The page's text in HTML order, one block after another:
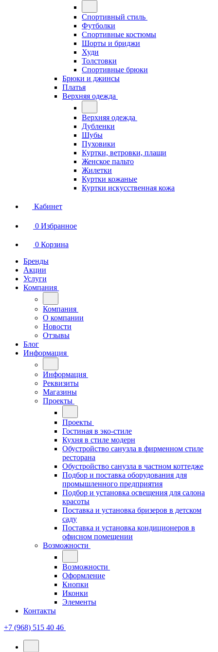
Спортивный стиль
Футболки
Спортивные костюмы
Шорты и бриджи
Худи
Толстовки
Спортивные брюки
Брюки и джинсы
Платья
Верхняя одежда
Верхняя одежда
Дубленки
Шубы
Пуховики
Куртки, ветровки, плащи
Женское пальто
Жилетки
Куртки кожаные
Куртки искусственная кожа
Кабинет
0 Избранное
0 Корзина
Бренды
Акции
Услуги
Компания
Компания
О компании
Новости
Отзывы
Блог
Информация
Информация
Реквизиты
Магазины
Проекты
Проекты
Гостиная в эко-стиле
Кухня в стиле модерн
Обустройство санузла в фирменном стиле
ресторана
Обустройство санузла в частном коттедже
Подбор и поставка оборудования для
промышленного предприятия
Подбор и установка освещения для салона
красоты
Поставка и установка бризеров в детском
саду
Поставка и установка кондиционеров в
офисном помещении
Возможности
Возможности
Оформление
Кнопки
Иконки
Элементы
Контакты
+7 (968) 515 40 46